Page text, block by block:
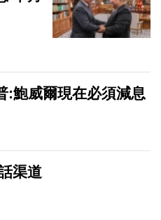
:鮑威爾現在必須減息
渠道